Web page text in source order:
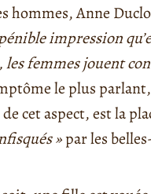
hommes, Anne
impression
les femmes jouent
le plus
cet aspect, est la
»par les